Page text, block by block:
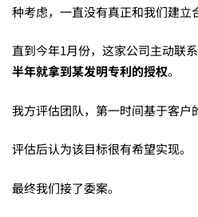
术
的
专
利
种考虑，一直没有真正和我们建立
直到今年1月份，这家公司主动联
半年就拿到某发明专利的授权。
我方评估团队，第一时间基于客户
评估后认为该目标很有希望实现。
最终我们接了委案。